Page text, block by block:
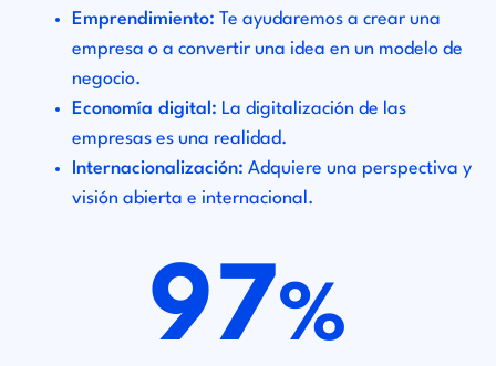
Emprendimiento: Te ayudaremos a crear una
empresa o a convertir una idea en un modelo de
negocio.
Economía digital: La digitalización de las
empresas es una realidad.
Internacionalización: Adquiere una perspectiva y
visión abierta e internacional.
97%